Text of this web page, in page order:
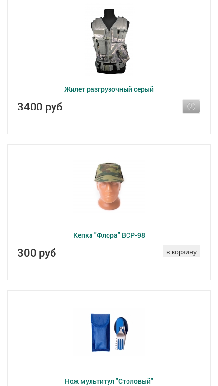
Жилет разгрузочный серый
3400 руб
Кепка "Флора" ВСР-98
300 руб
Нож мультитул "Столовый"